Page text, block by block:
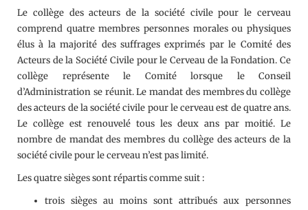
Le collège des acteurs de la société civile pour le cerveau
comprend quatre membres personnes morales ou physiques
élus à la majorité des suffrages exprimés par le Comité des
Acteurs de la Société Civile pour le Cerveau de la Fondation. Ce
collège représente le Comité lorsque le Conseil
d’Administration se réunit. Le mandat des membres du collège
des acteurs de la société civile pour le cerveau est de quatre ans.
Le collège est renouvelé tous les deux ans par moitié. Le
nombre de mandat des membres du collège des acteurs de la
société civile pour le cerveau n’est pas limité.
Les quatre sièges sont répartis comme suit :
trois sièges au moins sont attribués aux personnes